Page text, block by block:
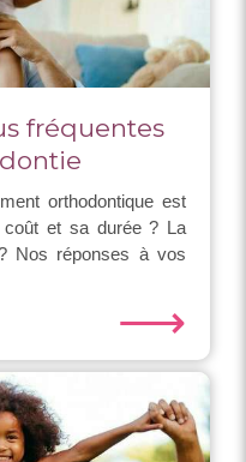
fréquentes
orthodontique est
et sa durée ? La
Nos réponses à vos
⟶